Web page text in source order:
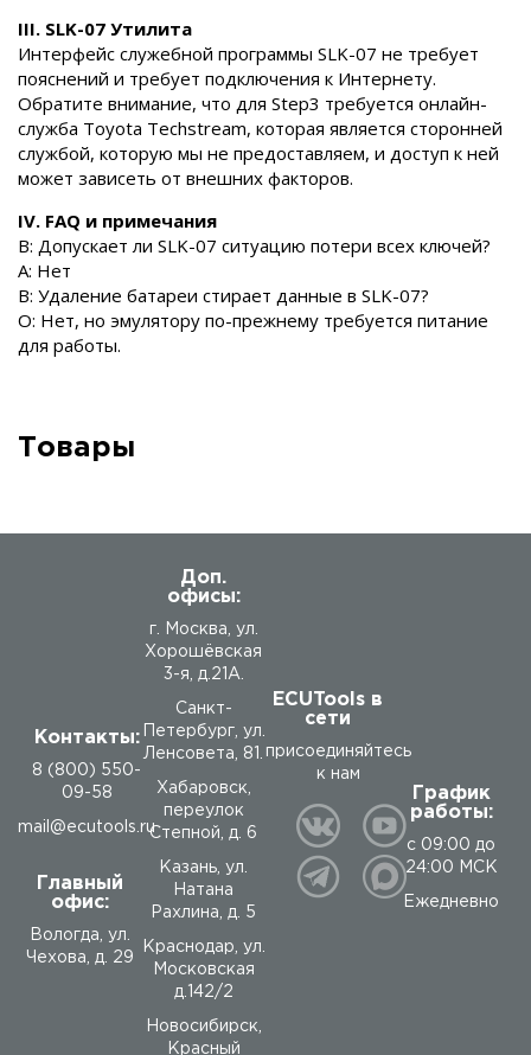
III. SLK-07 Утилита
Интерфейс служебной программы SLK-07 не требует
пояснений и требует подключения к Интернету.
Обратите внимание, что для Step3 требуется онлайн-
служба Toyota Techstream, которая является сторонней
службой, которую мы не предоставляем, и доступ к ней
может зависеть от внешних факторов.
IV. FAQ и примечания
В: Допускает ли SLK-07 ситуацию потери всех ключей?
A: Нет
В: Удаление батареи стирает данные в SLK-07?
О: Нет, но эмулятору по-прежнему требуется питание
для работы.
Товары
Контакты:
8 (800) 550-
09-58
mail@ecutools.ru
Главный
офис:
Вологда, ул.
Чехова, д. 29
Доп.
офисы:
г. Москва, ул.
Хорошёвская
3-я, д.21А.
Санкт-
Петербург, ул.
Ленсовета, 81.
Хабаровск,
переулок
Степной, д. 6
Казань, ул.
Натана
Рахлина, д. 5
Краснодар, ул.
Московская
д.142/2
Новосибирск,
Красный
ECUTools в
сети
присоединяйтесь
к нам
График
работы:
с 09:00 до
24:00 МСК
Ежедневно